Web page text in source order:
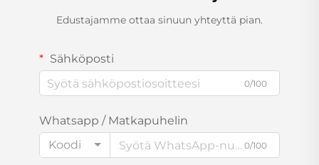
Edustajamme ottaa sinuun yhteyttä pian.
Sähköposti
0/100
Whatsapp / Matkapuhelin
Koodi
0/100